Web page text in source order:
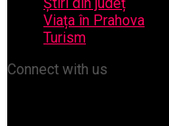
Viața în Prahova
Turism
Connect with us